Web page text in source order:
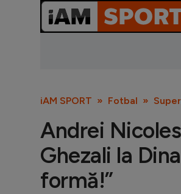
iAM SPORT Fotbal
Andrei
Ghezali la
formă!”